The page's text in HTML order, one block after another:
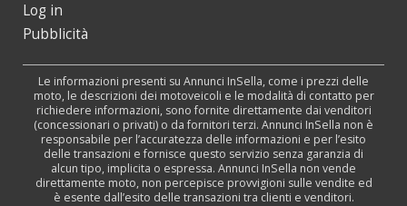
Log in
Pubblicità
Le informazioni presenti su Annunci InSella, come i prezzi delle
moto, le descrizioni dei motoveicoli e le modalità di contatto per
richiedere informazioni, sono fornite direttamente dai venditori
(concessionari o privati) o da fornitori terzi. Annunci InSella non è
responsabile per l’accuratezza delle informazioni e per l’esito
delle transazioni e fornisce questo servizio senza garanzia di
alcun tipo, implicita o espressa. Annunci InSella non vende
direttamente moto, non percepisce provvigioni sulle vendite ed
è esente dall’esito delle transazioni tra clienti e venditori.